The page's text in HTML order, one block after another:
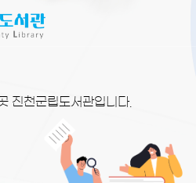
진천군립도서관입니다.